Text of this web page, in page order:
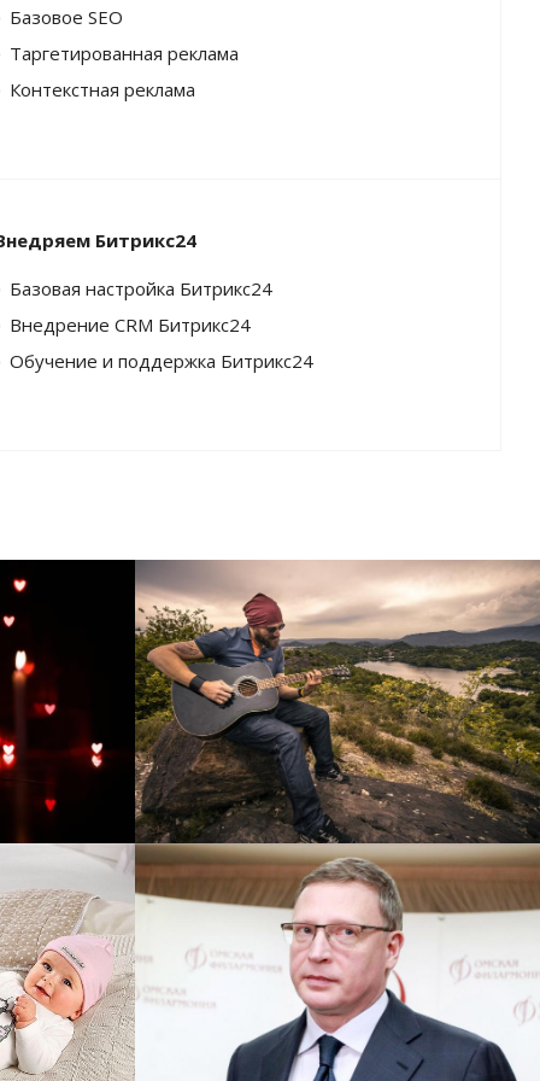
Базовое SEO
Таргетированная реклама
Контекстная реклама
Битрикс24
Базовая настройка Битрикс24
Внедрение CRM Битрикс24
Обучение и поддержка Битрикс24
Перевод интернет-магазина
Guitaramania.ru на 1С-
Битрикс
Смотреть проект
Сайт кандидата в
губернаторы Буркова
Александра Леонидовича